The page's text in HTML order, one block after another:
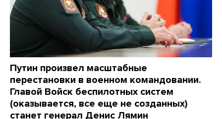
Путин произвел масштабные
перестановки в военном командовании.
Главой Войск беспилотных систем
(оказывается, все еще не созданных)
станет генерал Денис Лямин